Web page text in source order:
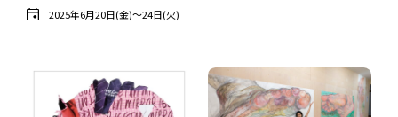
近日開催のイベント・オープン講座・展覧会
2025年6月20日(金)〜24日(火)